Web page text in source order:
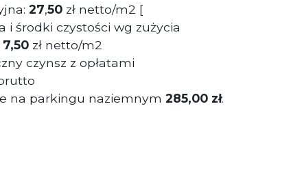
27,50 zł netto/m2 [
i środki czystości wg zużycia
7,50 zł netto/m2
czynsz z opłatami
na parkingu naziemnym 285,00 zł.